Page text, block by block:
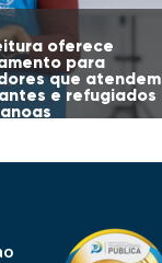
oferece
para
que atendem
e refugiados